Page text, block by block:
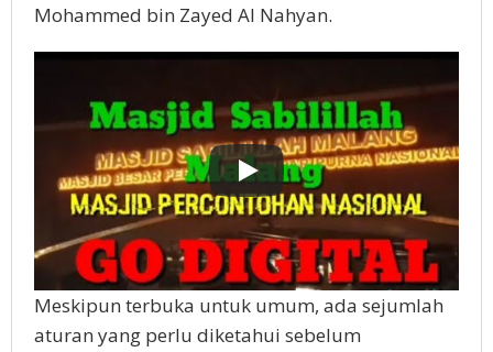
Mohammed bin Zayed Al Nahyan.
Meskipun terbuka untuk umum, ada sejumlah
aturan yang perlu diketahui sebelum